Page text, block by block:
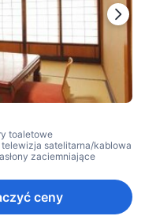
toaletowe
telewizja satelitarna/kablowa
zaciemniające
ceny